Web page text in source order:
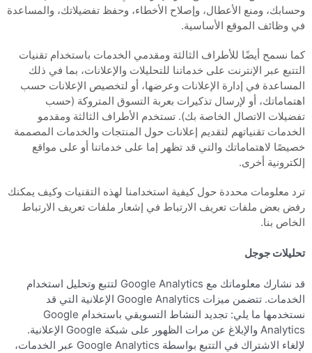
وحسابك، ومنع الأعطال، وإصلاح الأخطاء، وحفظ تفضيلاتك، والمساعدة
في وظائف الموقع الأساسية.
كما نسمح أيضًا للأطراف الثالثة ومقدمي الخدمات باستخدام تقنيات
التتبع عبر الإنترنت على خدماتنا للتحليلات والإعلانات، بما في ذلك
المساعدة في إدارة الإعلانات وعرضها، أو لتخصيص الإعلانات حسب
اهتماماتك، أو لإرسال تذكيرات بعربة التسوق المتروكة (حسب
تفضيلات الاتصال الخاصة بك). تستخدم الأطراف الثالثة ومقدمو
الخدمات تقنياتهم لتقديم إعلانات حول المنتجات والخدمات المصممة
خصيصًا لاهتماماتك والتي قد تظهر إما على خدماتنا أو على مواقع
إلكترونية أخرى.
ترد معلومات محددة حول كيفية استخدامنا لهذه التقنيات وكيف يمكنك
رفض بعض ملفات تعريف الارتباط في إشعار ملفات تعريف الارتباط
الخاص بنا.
تحليلات جوجل
قد نشارك معلوماتك مع Google Analytics لتتبع وتحليل استخدام
الخدمات. تتضمن ميزات Google Analytics الإعلانية التي قد
نستخدمها ما يلي: تجديد النشاط التسويقي باستخدام Google
Analytics والإبلاغ عن مرات الظهور على شبكة Google الإعلانية.
لإلغاء الاشتراك في التتبع بواسطة Google Analytics عبر الخدمات،